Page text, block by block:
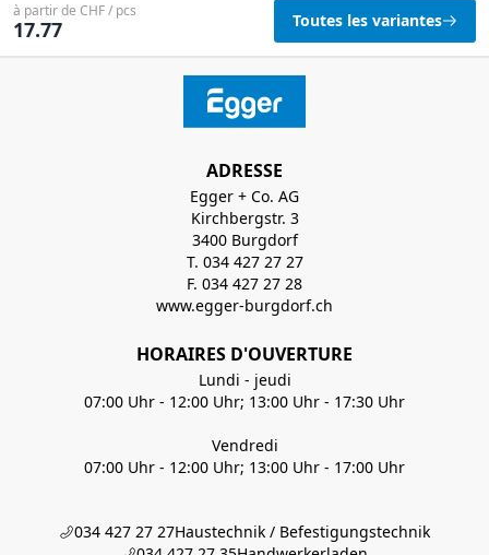
à partir de CHF / pcs
17.77 Toutes les variantes
ADRESSE
Egger + Co. AG
Kirchbergstr. 3
3400 Burgdorf
T. 034 427 27 27
F. 034 427 27 28
www.egger-burgdorf.ch
HORAIRES D'OUVERTURE
Lundi - jeudi
07:00 Uhr - 12:00 Uhr; 13:00 Uhr - 17:30 Uhr
Vendredi
07:00 Uhr - 12:00 Uhr; 13:00 Uhr - 17:00 Uhr
034 427 27 27Haustechnik / Befestigungstechnik